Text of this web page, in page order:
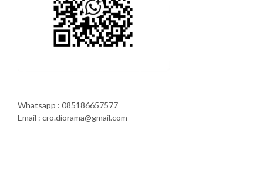
Whatsapp : 085186657577
Email : cro.diorama@gmail.com